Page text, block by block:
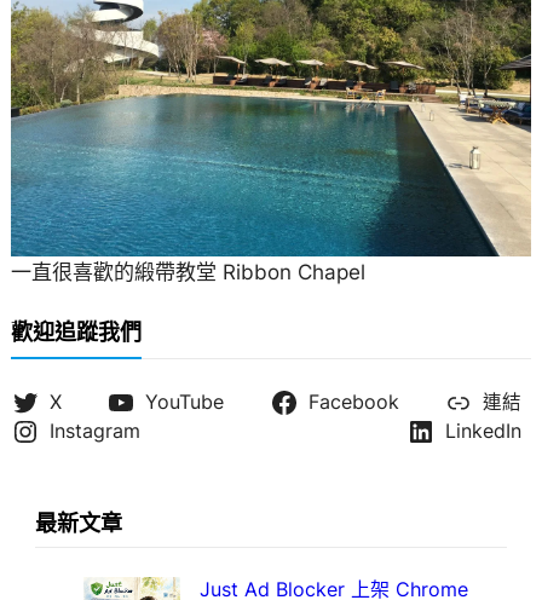
一直很喜歡的緞帶教堂 Ribbon Chapel
歡迎追蹤我們
X YouTube Facebook
連結
Instagram
LinkedIn
最新文章
Just Ad Blocker 上架 Chrome